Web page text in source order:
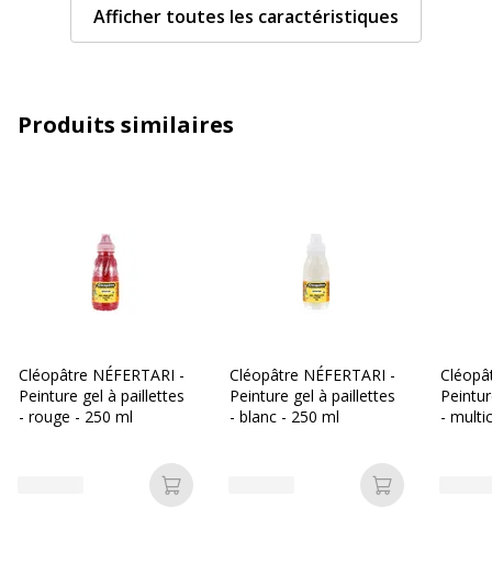
Type de produit Peinture
Caractéristiques techniques
Caractéristiques techniques
Contenance 250 ml
Afficher toutes les caractéristiques
Produits similaires
Cléopâtre NÉFERTARI -
Peinture gel à paillettes
- rouge - 250 ml
Ajouter au panier
Cléopâtre NÉFERTARI -
Peinture gel à paillettes
- blanc - 250 ml
Ajouter au
-